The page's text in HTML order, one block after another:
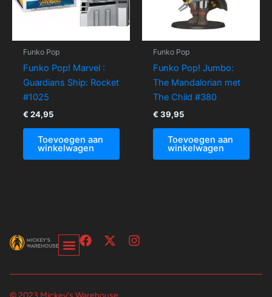
Funko Pop
Funko Pop! Marvel :
Guardians Ship: Rocket
#1025
€ 24,95
Toevoegen aan
winkelwagen
Funko Pop
Funko Pop! Jumbo:
The Mandalorian met
The Child #380
€ 39,95
Toevoegen aan
winkelwagen
F
e
X
w
I
t